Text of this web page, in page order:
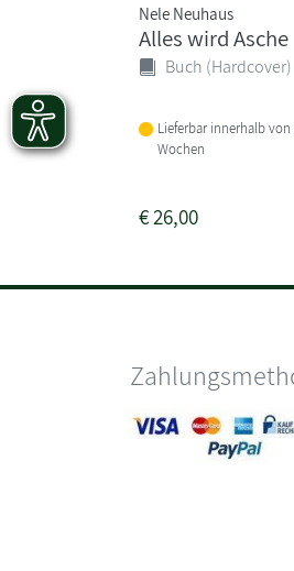
Nele Neuhaus
Alles wird Asche
Buch (Hardcover)
Lieferbar innerhalb von
Wochen
€26,00